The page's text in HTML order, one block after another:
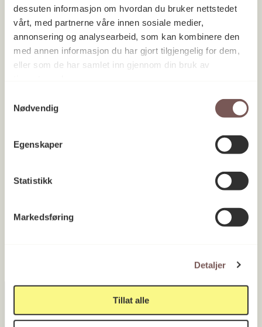
dessuten informasjon om hvordan du bruker nettstedet
vårt, med partnerne våre innen sosiale medier,
annonsering og analysearbeid, som kan kombinere den
med annen informasjon du har gjort tilgjengelig for dem,
eller som de har samlet inn gjennom din bruk av
Nødvendig
Egenskaper
Statistikk
Markedsføring
Detaljer
Tillat alle
Finnmark 2022